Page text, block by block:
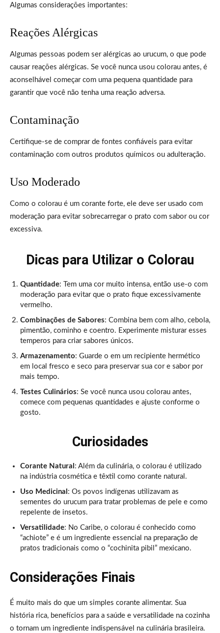
Algumas considerações importantes:
Reações Alérgicas
Algumas pessoas podem ser alérgicas ao urucum, o que pode
causar reações alérgicas. Se você nunca usou colorau antes, é
aconselhável começar com uma pequena quantidade para
garantir que você não tenha uma reação adversa.
Contaminação
Certifique-se de comprar de fontes confiáveis para evitar
contaminação com outros produtos químicos ou adulteração.
Uso Moderado
Como o colorau é um corante forte, ele deve ser usado com
moderação para evitar sobrecarregar o prato com sabor ou cor
excessiva.
Dicas para Utilizar o Colorau
Quantidade: Tem uma cor muito intensa, então use-o com
moderação para evitar que o prato fique excessivamente
vermelho.
Combinações de Sabores: Combina bem com alho, cebola,
pimentão, cominho e coentro. Experimente misturar esses
temperos para criar sabores únicos.
Armazenamento: Guarde o em um recipiente hermético
em local fresco e seco para preservar sua cor e sabor por
mais tempo.
Testes Culinários: Se você nunca usou colorau antes,
comece com pequenas quantidades e ajuste conforme o
gosto.
Curiosidades
Corante Natural : Além da culinária, o colorau é utilizado
na indústria cosmética e têxtil como corante natural.
Uso Medicinal : Os povos indígenas utilizavam as
sementes do urucum para tratar problemas de pele e como
repelente de insetos.
Versatilidade: No Caribe, o colorau é conhecido como
“achiote” e é um ingrediente essencial na preparação de
pratos tradicionais como o “cochinita pibil” mexicano.
Considerações Finais
É muito mais do que um simples corante alimentar. Sua
história rica, benefícios para a saúde e versatilidade na cozinha
o tornam um ingrediente indispensável na culinária brasileira.